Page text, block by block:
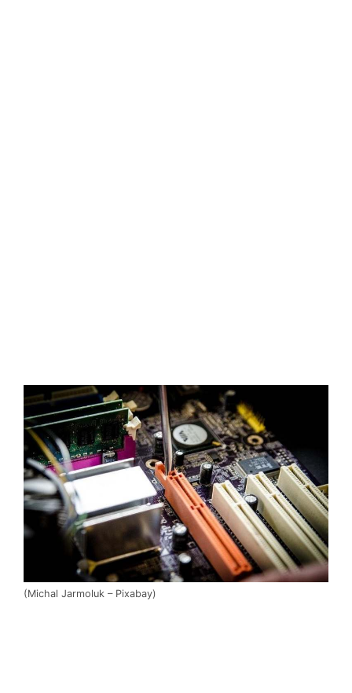
(Michal Jarmoluk – Pixabay)